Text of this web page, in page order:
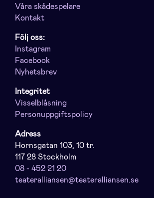
Våra skådespelare
Kontakt
Följ oss:
Instagram
Facebook
Nyhetsbrev
Integritet
Visselblåsning
Personuppgiftspolicy
Adress
Hornsgatan 103, 10 tr.
117 28 Stockholm
08 - 452 21 20
teateralliansen@teateralliansen.se